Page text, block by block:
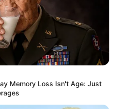
If You Do This Once A
Memory Loss Isn't Age: Just